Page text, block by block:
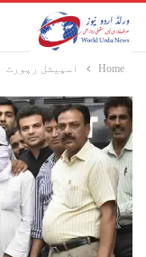
Home اسپیشل رپورٹ